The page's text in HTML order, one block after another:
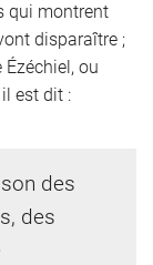
qui montrent
disparaître ;
ou
est dit :
des
des